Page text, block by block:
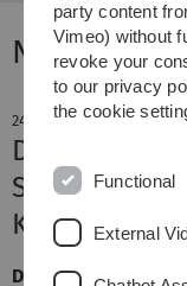
News
24. October 2013
DAAD-Preis
Student baut
Kulturen
Der Ulmer
party content
Vimeo) without
revoke your
to our privacy
the cookie
Functional
External